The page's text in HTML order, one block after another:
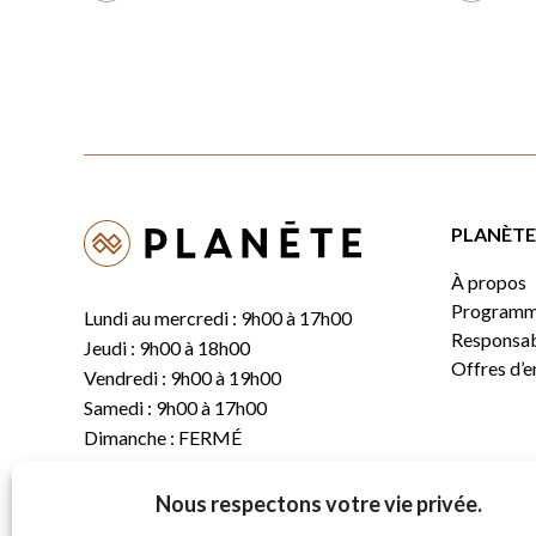
Nous respectons votre vie privée.
Lundi au mercredi : 9h00 à 17h00
Jeudi : 9h00 à 18h00
Vendredi : 9h00 à 19h00
Samedi : 9h00 à 17h00
Dimanche : FERMÉ
(819) 843-8356
À propos
Offres